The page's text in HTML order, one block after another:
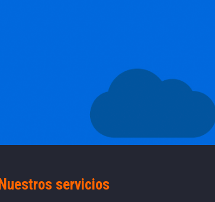
Nuestros servicios